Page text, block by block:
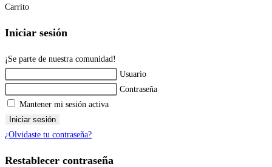
Carrito
Iniciar sesión
¡Se parte de nuestra comunidad!
Usuario
Contraseña
Mantener mi sesión activa
Iniciar sesión
¿Olvidaste tu contraseña?
Restablecer contraseña